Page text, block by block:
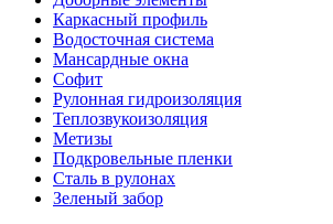
Каркасный профиль
Водосточная система
Мансардные окна
Софит
Рулонная гидроизоляция
Теплозвукоизоляция
Метизы
Подкровельные пленки
Сталь в рулонах
Зеленый забор